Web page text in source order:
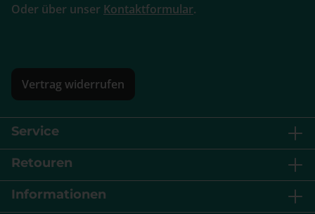
Oder über unser Kontaktformular.
Vertrag widerrufen
Service
Retouren
Informationen